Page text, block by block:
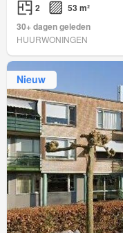
2
53 m²
30+ dagen geleden
HUURWONINGEN
Nieuw